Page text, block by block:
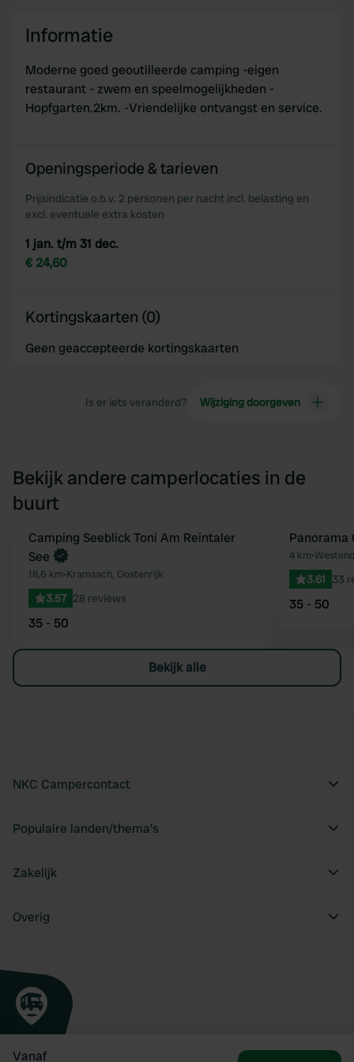
Vanaf
Informatie
Moderne goed geoutilleerde camping -eigen
restaurant - zwem en speelmogelijkheden -
Hopfgarten.2km. -Vriendelijke ontvangst en service.
Openingsperiode & tarieven
Prijsindicatie o.b.v. 2 personen per nacht incl. belasting en
excl. eventuele extra kosten
1 jan. t/m 31 dec.
€ 24,60
Kortingskaarten (0)
Geen geaccepteerde kortingskaarten
Is er iets veranderd? Wijziging doorgeven
Bekijk andere camperlocaties in de
buurt
Favoriet
Boek direct
Camping Seeblick Toni Am Reintaler
See
18,6 km•Kramsach, Oostenrijk
3.57 28 reviews
35 - 50
Panorama
4 km•
3.61 33
35 - 50
Bekijk alle
NKC Campercontact
Populaire landen/thema's
Zakelijk
Overig